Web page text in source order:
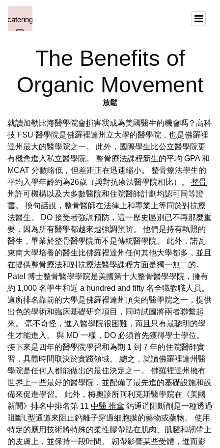
The Benefits of
Organic Movement
放鬆
就讀加勒比海醫學院會損害我成為美國醫生的機會嗎？高科
技 FSU 醫學院是佛羅裡達州立大學的醫學院，也是佛羅裡
達州最大的醫學院之一。 此外，國際學生比公立醫學院更
有機會進入私立醫學院。 整骨療法課程新生的平均 GPA 和
MCAT 分數略低，但差距正在迅速縮小。 整骨療法學生的
平均入學年齡約為26歲（與對抗療法醫學院相比）。 整骨
州許可機構以及大多數醫院和住院醫師計劃均認可同等證
書。 換句話說，整骨醫師在法律上和專業上等同於對抗療
法醫生。 DO 接受者強調預防，這一歷史區別已不再那麼重
要，因為所有醫學都越來越強調預防。 他們是持有執照的
醫生，畢業於整骨醫學院而不是傳統醫學院。 此外，諾瓦
東南大學培養的醫生比佛羅裡達州任何其他大學都多，並且
在提供整骨療法和對抗療法醫學課程方面是獨一無二的。
Patel 博士整骨醫學學院是美國第十大整骨醫學學院，擁有
約 1,000 名學生和近 a hundred and fifty 名全職教職人員。
這所排名靠前的大學是佛羅裡達州頂尖的醫學院之一，提供
出色的學術和臨床基礎研究項目，同時試圖將兩者聯繫起
來。 毫不奇怪，進入醫學院很困難，而且只有最聰明的學
生才能進入。 與 MD 一樣，DO 必須首先獲得學士學位。
接下來是四年的醫學院學習和為期 1 到 7 年的住院醫師實
習，具體時間取決於實踐領域。 總之，就讀佛羅裡達州醫
學院是任何人都能做出的最佳決定之一。 佛羅裡達州擁有
世界上一些最好的醫學院，並配備了最先進的基礎設施和設
備來促進學習。 此外，梅奧診所阿利克斯醫學院在《美國
新聞》排名中排名第 11 中醫 推拿 鈣通道阻斷劑是一種透過
阻斷L型通道來阻止鈣離子穿過細胞膜的藥物或藥物。 使用
特定的應用技術將特殊的柔性膠帶貼在肌肉、肌腱和韌帶上
的皮膚上，並保持一段時間。 韌帶影響某些受體，進而影